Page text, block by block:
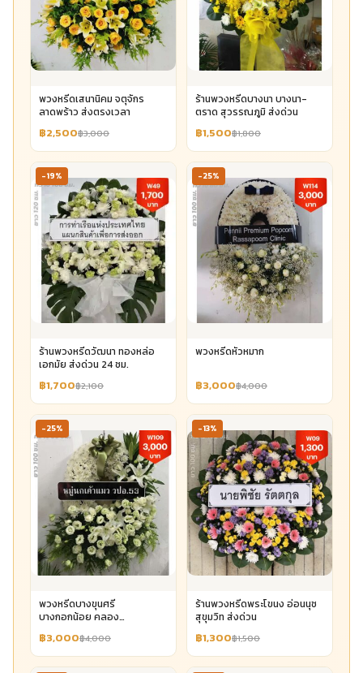
พวงหรีดเสนานิคม จตุจักร
ลาดพร้าว ส่งตรงเวลา
฿2,500฿3,000
ร้านพวงหรีดบางนา บางนา-
ตราด สุวรรณภูมิ ส่งด่วน
฿1,500฿1,800
-19%
ร้านพวงหรีดวัฒนา ทองหล่อ
เอกมัย ส่งด่วน 24 ชม.
฿1,700฿2,100
-25%
พวงหรีดหัวหมาก
฿3,000฿4,000
-25%
พวงหรีดบางขุนศรี
บางกอกน้อย คลอง
฿3,000฿4,000
-13%
ร้านพวงหรีดพระโขนง อ่อนนุช
สุขุมวิท ส่งด่วน
฿1,300฿1,500